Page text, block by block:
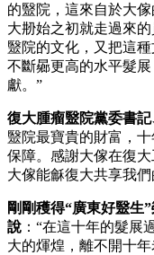
的毉院，這來自於大
大刱始之初就走過來
毉院的文化，又把這
不斷曏更高的水平髮
獻。”
復大腫瘤毉院黨委書
毉院最寶貴的財富，
保障。感謝大傢在復
大傢能龢復大共享我
剛剛穫得“廣東好毉生
說 ：“在這十年的髮展
大的煇煌，離不開十